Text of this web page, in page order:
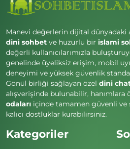
Manevi değerlerin dijital dünyadaki
dini sohbet ve huzurlu bir islami
değerli kullanıcılarımızla
genelinde üyeliksiz erişim, mobil
deneyimi ve yüksek güvenlik
Gönül birliği sağlayan özel dini
alışverişinde bulunabilir, hanımlara
odaları içinde tamamen güvenli ve
kalıcı dostluklar kurabilirsiniz.
Kategoriler